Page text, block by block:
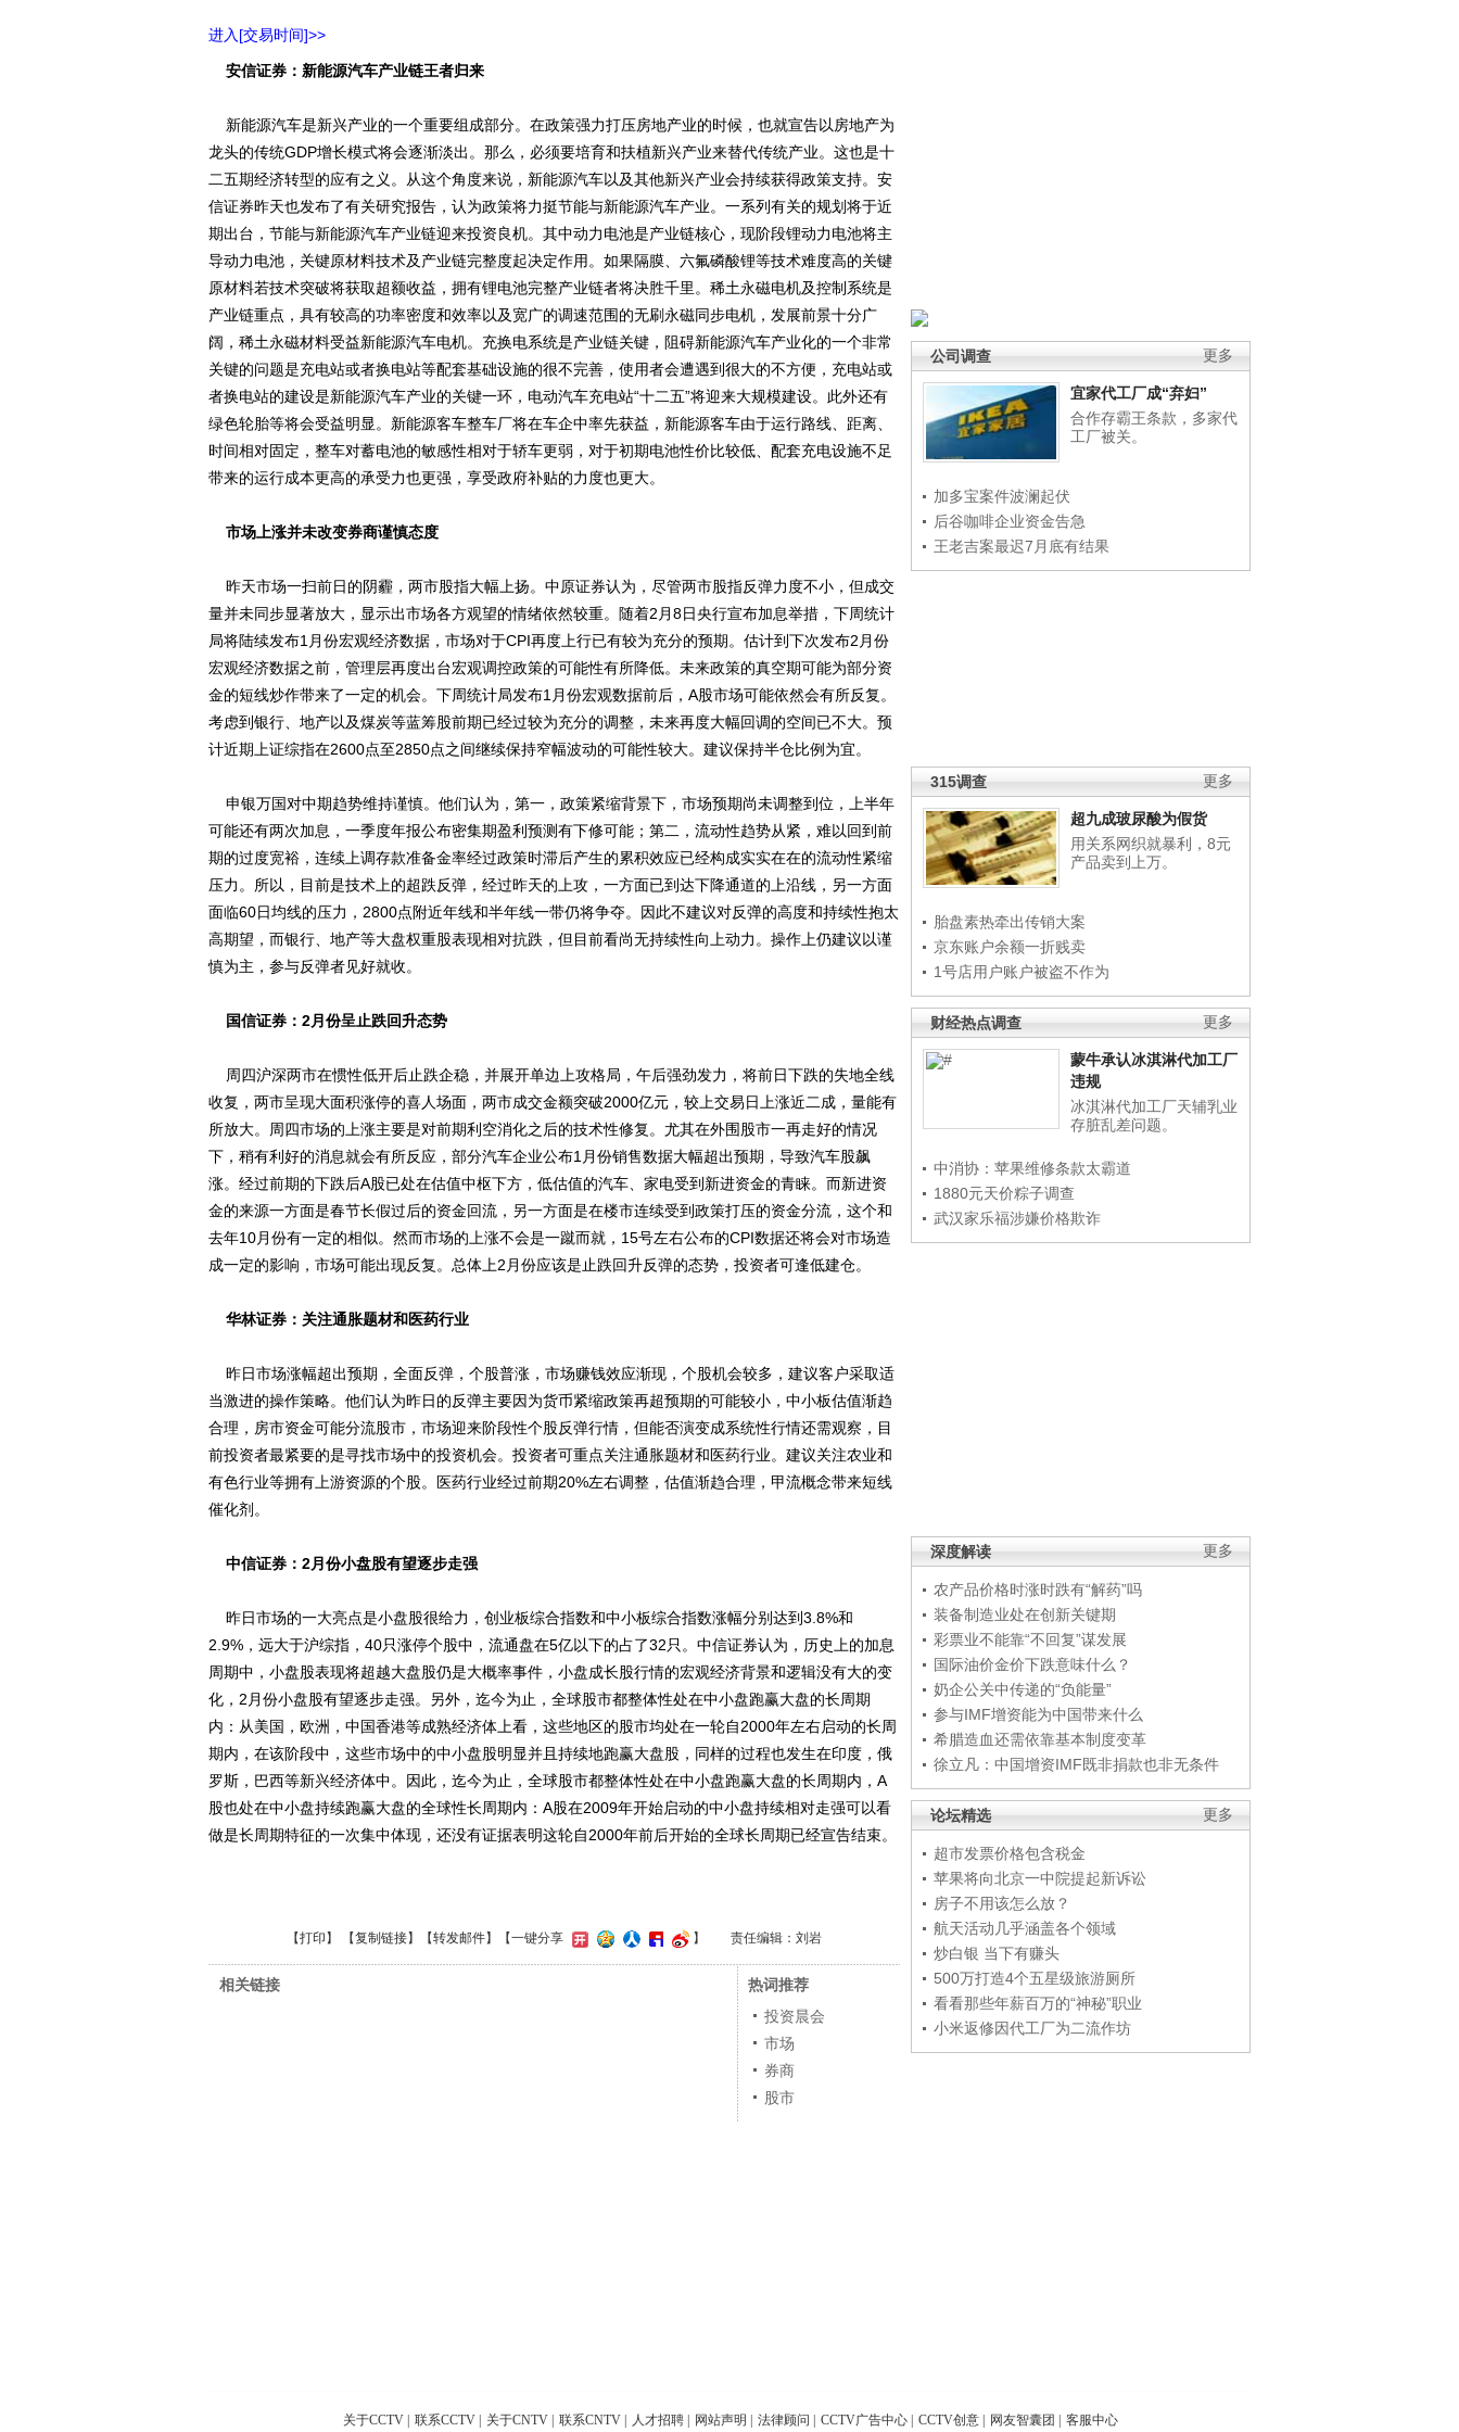
更多
公司调查
宜家代工厂成“弃妇”
合作存霸王条款，多家代
工厂被关。
加多宝案件波澜起伏
后谷咖啡企业资金告急
王老吉案最迟7月底有结果
更多
315调查
超九成玻尿酸为假货
用关系网织就暴利，8元
产品卖到上万。
胎盘素热牵出传销大案
京东账户余额一折贱卖
1号店用户账户被盗不作为
更多
财经热点调查
蒙牛承认冰淇淋代加工厂
违规
冰淇淋代加工厂天辅乳业
存脏乱差问题。
中消协：苹果维修条款太霸道
1880元天价粽子调查
武汉家乐福涉嫌价格欺诈
更多
深度解读
农产品价格时涨时跌有“解药”吗
装备制造业处在创新关键期
彩票业不能靠“不回复”谋发展
国际油价金价下跌意味什么？
奶企公关中传递的“负能量”
参与IMF增资能为中国带来什么
希腊造血还需依靠基本制度变革
徐立凡：中国增资IMF既非捐款也非无条件
更多
论坛精选
超市发票价格包含税金
苹果将向北京一中院提起新诉讼
房子不用该怎么放？
航天活动几乎涵盖各个领域
炒白银 当下有赚头
500万打造4个五星级旅游厕所
看看那些年薪百万的“神秘”职业
小米返修因代工厂为二流作坊
进入[交易时间]>>
安信证券：新能源汽车产业链王者归来
新能源汽车是新兴产业的一个重要组成部分。在政策强力打压房地产业的时候，也就宣告以房地产为
龙头的传统GDP增长模式将会逐渐淡出。那么，必须要培育和扶植新兴产业来替代传统产业。这也是十
二五期经济转型的应有之义。从这个角度来说，新能源汽车以及其他新兴产业会持续获得政策支持。安
信证券昨天也发布了有关研究报告，认为政策将力挺节能与新能源汽车产业。一系列有关的规划将于近
期出台，节能与新能源汽车产业链迎来投资良机。其中动力电池是产业链核心，现阶段锂动力电池将主
导动力电池，关键原材料技术及产业链完整度起决定作用。如果隔膜、六氟磷酸锂等技术难度高的关键
原材料若技术突破将获取超额收益，拥有锂电池完整产业链者将决胜千里。稀土永磁电机及控制系统是
产业链重点，具有较高的功率密度和效率以及宽广的调速范围的无刷永磁同步电机，发展前景十分广
阔，稀土永磁材料受益新能源汽车电机。充换电系统是产业链关键，阻碍新能源汽车产业化的一个非常
关键的问题是充电站或者换电站等配套基础设施的很不完善，使用者会遭遇到很大的不方便，充电站或
者换电站的建设是新能源汽车产业的关键一环，电动汽车充电站“十二五”将迎来大规模建设。此外还有
绿色轮胎等将会受益明显。新能源客车整车厂将在车企中率先获益，新能源客车由于运行路线、距离、
时间相对固定，整车对蓄电池的敏感性相对于轿车更弱，对于初期电池性价比较低、配套充电设施不足
带来的运行成本更高的承受力也更强，享受政府补贴的力度也更大。
市场上涨并未改变券商谨慎态度
昨天市场一扫前日的阴霾，两市股指大幅上扬。中原证券认为，尽管两市股指反弹力度不小，但成交
量并未同步显著放大，显示出市场各方观望的情绪依然较重。随着2月8日央行宣布加息举措，下周统计
局将陆续发布1月份宏观经济数据，市场对于CPI再度上行已有较为充分的预期。估计到下次发布2月份
宏观经济数据之前，管理层再度出台宏观调控政策的可能性有所降低。未来政策的真空期可能为部分资
金的短线炒作带来了一定的机会。下周统计局发布1月份宏观数据前后，A股市场可能依然会有所反复。
考虑到银行、地产以及煤炭等蓝筹股前期已经过较为充分的调整，未来再度大幅回调的空间已不大。预
计近期上证综指在2600点至2850点之间继续保持窄幅波动的可能性较大。建议保持半仓比例为宜。
申银万国对中期趋势维持谨慎。他们认为，第一，政策紧缩背景下，市场预期尚未调整到位，上半年
可能还有两次加息，一季度年报公布密集期盈利预测有下修可能；第二，流动性趋势从紧，难以回到前
期的过度宽裕，连续上调存款准备金率经过政策时滞后产生的累积效应已经构成实实在在的流动性紧缩
压力。所以，目前是技术上的超跌反弹，经过昨天的上攻，一方面已到达下降通道的上沿线，另一方面
面临60日均线的压力，2800点附近年线和半年线一带仍将争夺。因此不建议对反弹的高度和持续性抱太
高期望，而银行、地产等大盘权重股表现相对抗跌，但目前看尚无持续性向上动力。操作上仍建议以谨
慎为主，参与反弹者见好就收。
国信证券：2月份呈止跌回升态势
周四沪深两市在惯性低开后止跌企稳，并展开单边上攻格局，午后强劲发力，将前日下跌的失地全线
收复，两市呈现大面积涨停的喜人场面，两市成交金额突破2000亿元，较上交易日上涨近二成，量能有
所放大。周四市场的上涨主要是对前期利空消化之后的技术性修复。尤其在外围股市一再走好的情况
下，稍有利好的消息就会有所反应，部分汽车企业公布1月份销售数据大幅超出预期，导致汽车股飙
涨。经过前期的下跌后A股已处在估值中枢下方，低估值的汽车、家电受到新进资金的青睐。而新进资
金的来源一方面是春节长假过后的资金回流，另一方面是在楼市连续受到政策打压的资金分流，这个和
去年10月份有一定的相似。然而市场的上涨不会是一蹴而就，15号左右公布的CPI数据还将会对市场造
成一定的影响，市场可能出现反复。总体上2月份应该是止跌回升反弹的态势，投资者可逢低建仓。
华林证券：关注通胀题材和医药行业
昨日市场涨幅超出预期，全面反弹，个股普涨，市场赚钱效应渐现，个股机会较多，建议客户采取适
当激进的操作策略。他们认为昨日的反弹主要因为货币紧缩政策再超预期的可能较小，中小板估值渐趋
合理，房市资金可能分流股市，市场迎来阶段性个股反弹行情，但能否演变成系统性行情还需观察，目
前投资者最紧要的是寻找市场中的投资机会。投资者可重点关注通胀题材和医药行业。建议关注农业和
有色行业等拥有上游资源的个股。医药行业经过前期20%左右调整，估值渐趋合理，甲流概念带来短线
催化剂。
中信证券：2月份小盘股有望逐步走强
昨日市场的一大亮点是小盘股很给力，创业板综合指数和中小板综合指数涨幅分别达到3.8%和
2.9%，远大于沪综指，40只涨停个股中，流通盘在5亿以下的占了32只。中信证券认为，历史上的加息
周期中，小盘股表现将超越大盘股仍是大概率事件，小盘成长股行情的宏观经济背景和逻辑没有大的变
化，2月份小盘股有望逐步走强。另外，迄今为止，全球股市都整体性处在中小盘跑赢大盘的长周期
内：从美国，欧洲，中国香港等成熟经济体上看，这些地区的股市均处在一轮自2000年左右启动的长周
期内，在该阶段中，这些市场中的中小盘股明显并且持续地跑赢大盘股，同样的过程也发生在印度，俄
罗斯，巴西等新兴经济体中。因此，迄今为止，全球股市都整体性处在中小盘跑赢大盘的长周期内，A
股也处在中小盘持续跑赢大盘的全球性长周期内：A股在2009年开始启动的中小盘持续相对走强可以看
做是长周期特征的一次集中体现，还没有证据表明这轮自2000年前后开始的全球长周期已经宣告结束。
【打印 】 【复制链接】【转发邮件】 【一键分享 】 责任编辑：刘岩
相关链接
热词推荐
投资晨会
市场
券商
股市
关于CCTV 联系CCTV 关于CNTV 联系CNTV 人才招聘 网站声明 法律顾问 CCTV广告中心 CCTV创意 网友智囊团 客服中心